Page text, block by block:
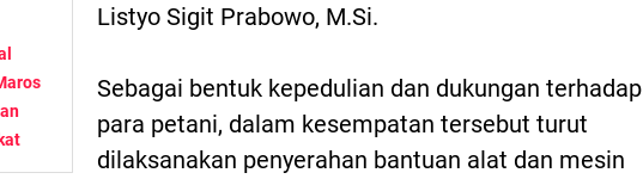
Listyo Sigit Prabowo, M.Si.
Sebagai bentuk kepedulian dan dukungan terhadap
para petani, dalam kesempatan tersebut turut
dilaksanakan penyerahan bantuan alat dan mesin